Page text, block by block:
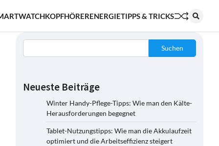
KOPFHÖRERENERGIETIPPS & TRICKS
Suchen
Neueste Beiträge
Winter Handy-Pflege-Tipps: Wie man den Kälte-
Herausforderungen begegnet
Tablet-Nutzungstipps: Wie man die Akkulaufzeit
optimiert und die Arbeitseffizienz steigert